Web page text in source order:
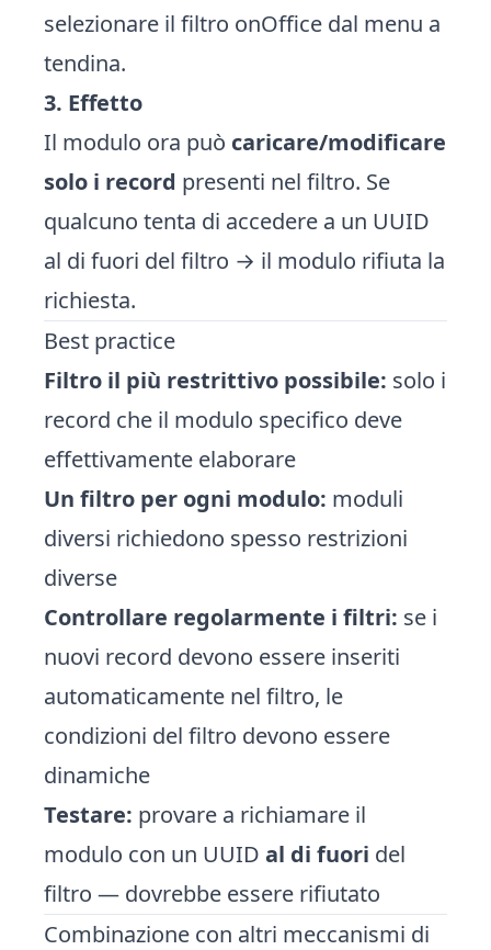
selezionare il filtro onOffice dal menu a
tendina.
3. Effetto
Il modulo ora può caricare/modificare
solo i record presenti nel filtro. Se
qualcuno tenta di accedere a un UUID
al di fuori del filtro → il modulo rifiuta la
richiesta.
Best practice
Filtro il più restrittivo possibile: solo i
record che il modulo specifico deve
effettivamente elaborare
Un filtro per ogni modulo: moduli
diversi richiedono spesso restrizioni
diverse
Controllare regolarmente i filtri: se i
nuovi record devono essere inseriti
automaticamente nel filtro, le
condizioni del filtro devono essere
dinamiche
Testare: provare a richiamare il
modulo con un UUID al di fuori del
filtro — dovrebbe essere rifiutato
Combinazione con altri meccanismi di